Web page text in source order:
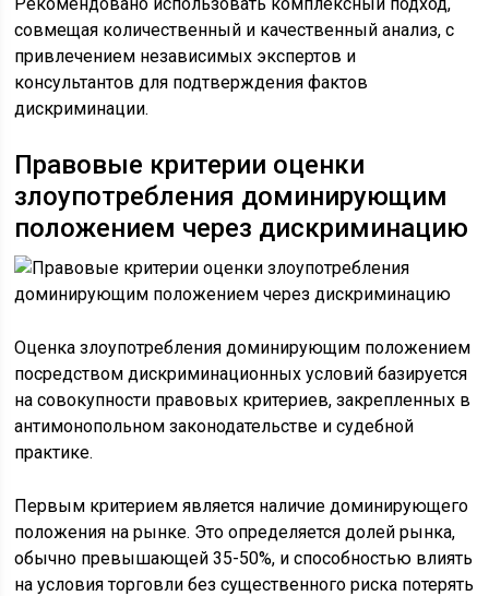
совмещая количественный и качественный анализ, с
привлечением независимых экспертов и
консультантов для подтверждения фактов
дискриминации.
Правовые критерии оценки
злоупотребления доминирующим
положением через дискриминацию
Оценка злоупотребления доминирующим положением
посредством дискриминационных условий базируется
на совокупности правовых критериев, закрепленных в
антимонопольном законодательстве и судебной
практике.
Первым критерием является наличие доминирующего
положения на рынке. Это определяется долей рынка,
обычно превышающей 35-50%, и способностью влиять
на условия торговли без существенного риска потерять